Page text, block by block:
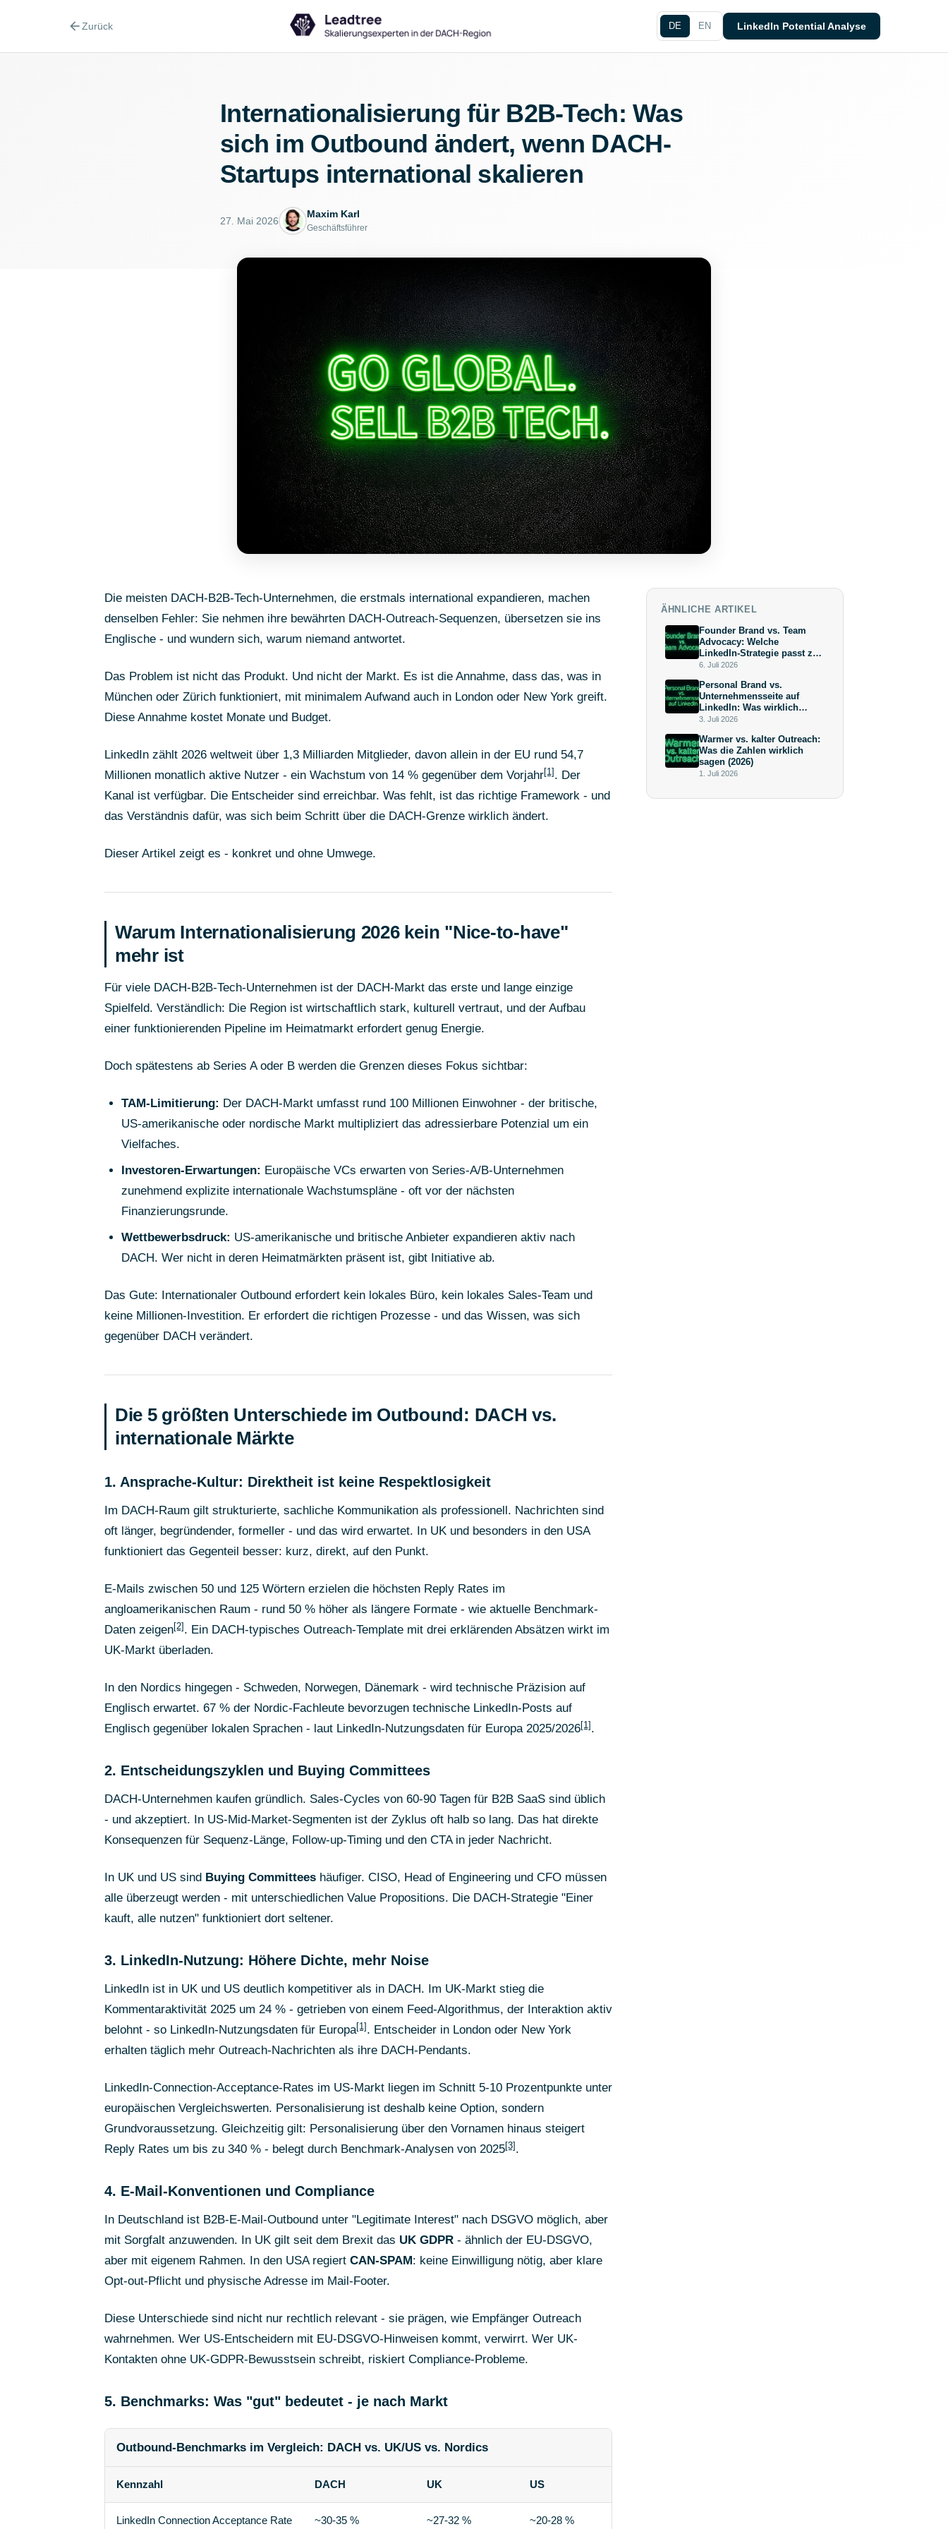
arrow_backZurück DE EN LinkedIn Potential Analyse
Internationalisierung für B2B-Tech: Was
sich im Outbound ändert, wenn DACH-
Startups international skalieren
27. Mai 2026
Maxim Karl
Geschäftsführer
Die meisten DACH-B2B-Tech-Unternehmen, die erstmals international expandieren, machen
denselben Fehler: Sie nehmen ihre bewährten DACH-Outreach-Sequenzen, übersetzen sie ins
Englische - und wundern sich, warum niemand antwortet.
Das Problem ist nicht das Produkt. Und nicht der Markt. Es ist die Annahme, dass das, was in
München oder Zürich funktioniert, mit minimalem Aufwand auch in London oder New York greift.
Diese Annahme kostet Monate und Budget.
LinkedIn zählt 2026 weltweit über 1,3 Milliarden Mitglieder, davon allein in der EU rund 54,7
Millionen monatlich aktive Nutzer - ein Wachstum von 14 % gegenüber dem Vorjahr[1]. Der
Kanal ist verfügbar. Die Entscheider sind erreichbar. Was fehlt, ist das richtige Framework - und
das Verständnis dafür, was sich beim Schritt über die DACH-Grenze wirklich ändert.
Dieser Artikel zeigt es - konkret und ohne Umwege.
Warum Internationalisierung 2026 kein "Nice-to-have"
mehr ist
Für viele DACH-B2B-Tech-Unternehmen ist der DACH-Markt das erste und lange einzige
Spielfeld. Verständlich: Die Region ist wirtschaftlich stark, kulturell vertraut, und der Aufbau
einer funktionierenden Pipeline im Heimatmarkt erfordert genug Energie.
Doch spätestens ab Series A oder B werden die Grenzen dieses Fokus sichtbar:
TAM-Limitierung: Der DACH-Markt umfasst rund 100 Millionen Einwohner - der britische,
US-amerikanische oder nordische Markt multipliziert das adressierbare Potenzial um ein
Vielfaches.
Investoren-Erwartungen: Europäische VCs erwarten von Series-A/B-Unternehmen
zunehmend explizite internationale Wachstumspläne - oft vor der nächsten
Finanzierungsrunde.
Wettbewerbsdruck: US-amerikanische und britische Anbieter expandieren aktiv nach
DACH. Wer nicht in deren Heimatmärkten präsent ist, gibt Initiative ab.
Das Gute: Internationaler Outbound erfordert kein lokales Büro, kein lokales Sales-Team und
keine Millionen-Investition. Er erfordert die richtigen Prozesse - und das Wissen, was sich
gegenüber DACH verändert.
Die 5 größten Unterschiede im Outbound: DACH vs.
internationale Märkte
1. Ansprache-Kultur: Direktheit ist keine Respektlosigkeit
Im DACH-Raum gilt strukturierte, sachliche Kommunikation als professionell. Nachrichten sind
oft länger, begründender, formeller - und das wird erwartet. In UK und besonders in den USA
funktioniert das Gegenteil besser: kurz, direkt, auf den Punkt.
E-Mails zwischen 50 und 125 Wörtern erzielen die höchsten Reply Rates im
angloamerikanischen Raum - rund 50 % höher als längere Formate - wie aktuelle Benchmark-
Daten zeigen[2]. Ein DACH-typisches Outreach-Template mit drei erklärenden Absätzen wirkt im
UK-Markt überladen.
In den Nordics hingegen - Schweden, Norwegen, Dänemark - wird technische Präzision auf
Englisch erwartet. 67 % der Nordic-Fachleute bevorzugen technische LinkedIn-Posts auf
Englisch gegenüber lokalen Sprachen - laut LinkedIn-Nutzungsdaten für Europa 2025/2026[1].
2. Entscheidungszyklen und Buying Committees
DACH-Unternehmen kaufen gründlich. Sales-Cycles von 60-90 Tagen für B2B SaaS sind üblich
- und akzeptiert. In US-Mid-Market-Segmenten ist der Zyklus oft halb so lang. Das hat direkte
Konsequenzen für Sequenz-Länge, Follow-up-Timing und den CTA in jeder Nachricht.
In UK und US sind Buying Committees häufiger. CISO, Head of Engineering und CFO müssen
alle überzeugt werden - mit unterschiedlichen Value Propositions. Die DACH-Strategie "Einer
kauft, alle nutzen" funktioniert dort seltener.
3. LinkedIn-Nutzung: Höhere Dichte, mehr Noise
LinkedIn ist in UK und US deutlich kompetitiver als in DACH. Im UK-Markt stieg die
Kommentaraktivität 2025 um 24 % - getrieben von einem Feed-Algorithmus, der Interaktion aktiv
belohnt - so LinkedIn-Nutzungsdaten für Europa[1]. Entscheider in London oder New York
erhalten täglich mehr Outreach-Nachrichten als ihre DACH-Pendants.
LinkedIn-Connection-Acceptance-Rates im US-Markt liegen im Schnitt 5-10 Prozentpunkte unter
europäischen Vergleichswerten. Personalisierung ist deshalb keine Option, sondern
Grundvoraussetzung. Gleichzeitig gilt: Personalisierung über den Vornamen hinaus steigert
Reply Rates um bis zu 340 % - belegt durch Benchmark-Analysen von 2025[3].
4. E-Mail-Konventionen und Compliance
In Deutschland ist B2B-E-Mail-Outbound unter "Legitimate Interest" nach DSGVO möglich, aber
mit Sorgfalt anzuwenden. In UK gilt seit dem Brexit das UK GDPR - ähnlich der EU-DSGVO,
aber mit eigenem Rahmen. In den USA regiert CAN-SPAM: keine Einwilligung nötig, aber klare
Opt-out-Pflicht und physische Adresse im Mail-Footer.
Diese Unterschiede sind nicht nur rechtlich relevant - sie prägen, wie Empfänger Outreach
wahrnehmen. Wer US-Entscheidern mit EU-DSGVO-Hinweisen kommt, verwirrt. Wer UK-
Kontakten ohne UK-GDPR-Bewusstsein schreibt, riskiert Compliance-Probleme.
5. Benchmarks: Was "gut" bedeutet - je nach Markt
Outbound-Benchmarks im Vergleich: DACH vs. UK/US vs. Nordics
Kennzahl DACH UK US
LinkedIn Connection Acceptance Rate ~30-35 % ~27-32 % ~20-28 %
ÄHNLICHE ARTIKEL
Founder Brand vs. Team
Advocacy: Welche
LinkedIn-Strategie passt zu
deiner Wachstumsphase?
6. Juli 2026
Personal Brand vs.
Unternehmensseite auf
LinkedIn: Was wirklich
mehr bringt (und warum die
Überraschung ist)
3. Juli 2026
Warmer vs. kalter Outreach:
Was die Zahlen wirklich
sagen (2026)
1. Juli 2026